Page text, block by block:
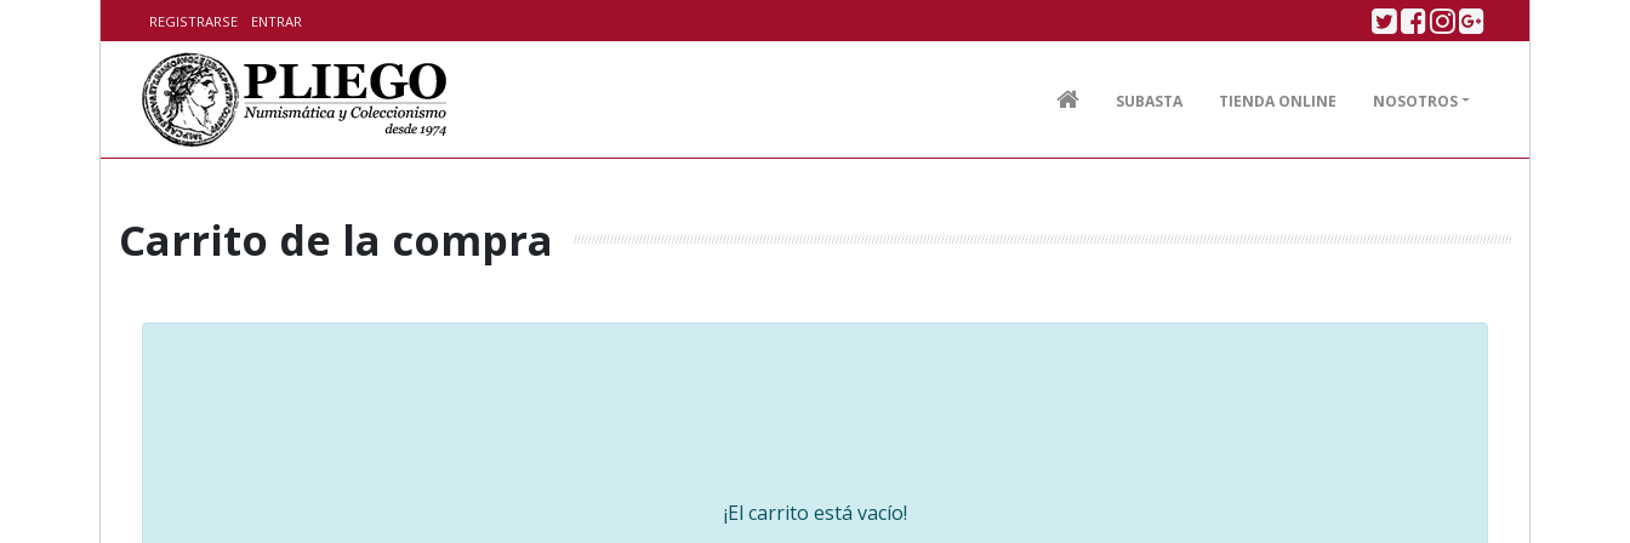
REGISTRARSE ENTRAR Twitter
Facebook
Linkedin
Google plus
SUBASTA TIENDA ONLINE NOSOTROS
Carrito de la compra
¡El carrito está vacío!